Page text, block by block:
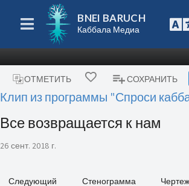
BNEI BARUCH
Каббала Медиа
ОТМЕТИТЬ СОХРАНИТЬ
Клип из программы "Спроси
Все возвращается к нам
26 сент. 2018 г.
Следующий Стенограмма